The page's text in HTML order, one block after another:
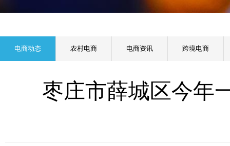
电商动态 农村电商 电商资讯 跨境电商
枣庄市薛城区今年